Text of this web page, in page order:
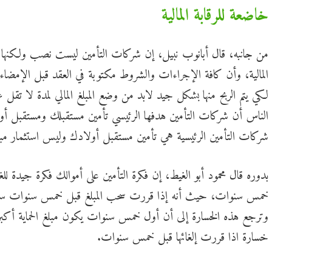
خاضعة للرقابة المالية
من جانبه، قال أبانوب نبيل، إن شركات التأمين ليست نصب ولكنها
المالية، وأن كافة الإجراءات والشروط مكتوبة في العقد قبل
لكي يتم الربح منها بشكل جيد لابد من وضع المبلغ المالي لمدة لا
الناس أن شركات التأمين هدفها الرئيسي تأمين مستقبلك
شركات التأمين الرئيسية هي تأمين مستقبل أولادك وليس استثمار
بدوره قال محمود أبو الغيط، إن فكرة التأمين على أموالك فكرة جيدة
خمس سنوات، حيث أنه إذا قررت سحب المبلغ قبل خمس سنوات
وترجع هذه الخسارة إلى أن أول خمس سنوات يكون مبلغ الحماية
خسارة اذا قررت إلغائها قبل خمس سنوات.